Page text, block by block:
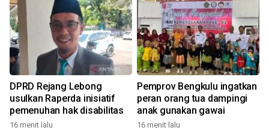
DPRD Rejang Lebong
usulkan Raperda inisiatif
pemenuhan hak disabilitas
16 menit lalu
Pemprov Bengkulu ingatkan
peran orang tua dampingi
anak gunakan gawai
16 menit lalu